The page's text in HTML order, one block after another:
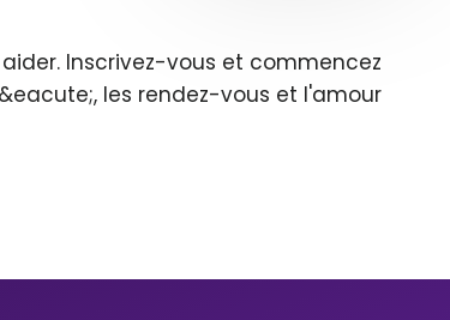
Inscrivez-vous et commencez
les rendez-vous et l'amour